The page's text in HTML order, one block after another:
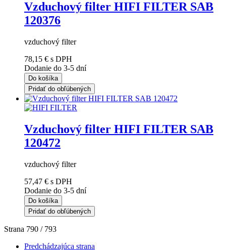
Vzduchový filter HIFI FILTER SAB
120376
vzduchový filter
78,15 € s DPH
Dodanie do 3-5 dní
Do košíka
Pridať do obľúbených
Vzduchový filter HIFI FILTER SAB
120472
vzduchový filter
57,47 € s DPH
Dodanie do 3-5 dní
Do košíka
Pridať do obľúbených
Strana 790 / 793
Predchádzajúca strana